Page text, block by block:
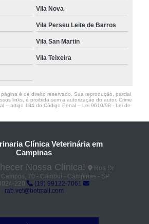
Vila Nova
Vila Perseu Leite de Barros
Vila San Martin
Vila Teixeira
é de direito reservado. Sua reprodução, parcial
links, é proibida sem a autorização do autor. Crime
– artigo 184 do Código Penal – Lei 9610/98 - Lei de
Clínica Veterinária em
Campinas
Nossa Clínica!
Rua Dr
70 - Cambuí - Campinas - SP
220
(19) 99122-7061
rab.vet@hotmail.com